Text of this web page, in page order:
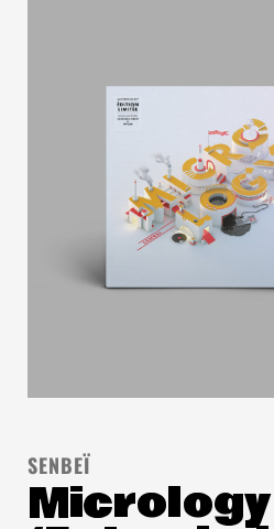
SENBEÏ
Micrology